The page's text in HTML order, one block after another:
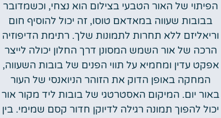
הפיתוי של האור הטבעי בצילום הוא נצחי, וכשמדובר
בבובות שעווה במאדאם טוסו, זה יכול להוסיף חום
וריאליזם ללא תחרות לתמונות שלך. רתימת הדיפוזיה
הרכה של אור השמש המסונן דרך החלון יכולה לייצר
אפקט עדין ומחמיא על תווי הפנים של בובות השעווה,
המחקה באופן הדוק את הזוהר הניואנסי של העור
באור יום. המיקום האסטרטגי של בובות ליד מקור אור
יכול להפוך תמונה רגילה לדיוקן חדור קסם שמימי. בין